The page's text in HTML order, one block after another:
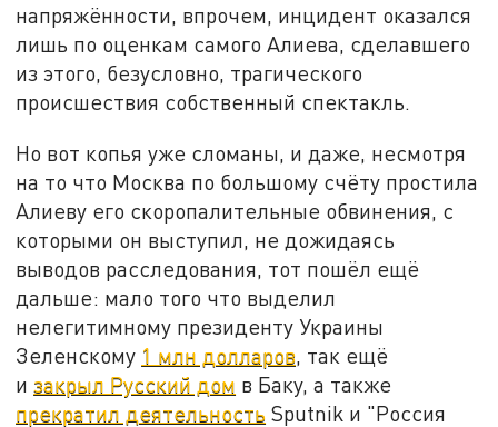
напряжённости, впрочем, инцидент оказался
лишь по оценкам самого Алиева, сделавшего
из этого, безусловно, трагического
происшествия собственный спектакль.
Но вот копья уже сломаны, и даже, несмотря
на то что Москва по большому счёту простила
Алиеву его скоропалительные обвинения, с
которыми он выступил, не дожидаясь
выводов расследования, тот пошёл ещё
дальше: мало того что выделил
нелегитимному президенту Украины
Зеленскому 1 млн долларов , так ещё
и закрыл Русский дом в Баку, а также
прекратил деятельность Sputnik и "Россия